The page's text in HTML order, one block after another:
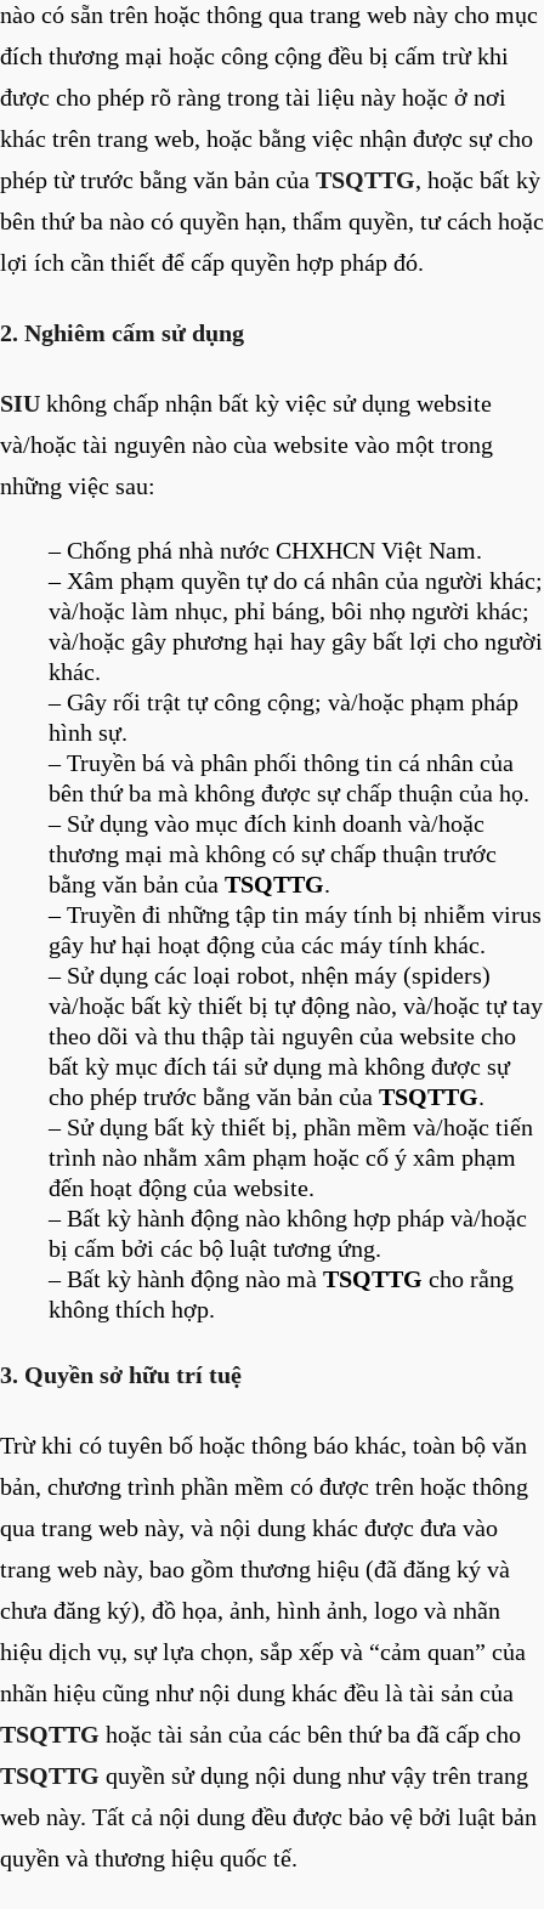
nào có sẵn trên hoặc thông qua trang web này cho mục
đích thương mại hoặc công cộng đều bị cấm trừ khi
được cho phép rõ ràng trong tài liệu này hoặc ở nơi
khác trên trang web, hoặc bằng việc nhận được sự cho
phép từ trước bằng văn bản của TSQTTG, hoặc bất kỳ
bên thứ ba nào có quyền hạn, thẩm quyền, tư cách hoặc
lợi ích cần thiết để cấp quyền hợp pháp đó.
2. Nghiêm cấm sử dụng
SIU không chấp nhận bất kỳ việc sử dụng website
và/hoặc tài nguyên nào cùa website vào một trong
những việc sau:
– Chống phá nhà nước CHXHCN Việt Nam.
– Xâm phạm quyền tự do cá nhân của người khác;
và/hoặc làm nhục, phỉ báng, bôi nhọ người khác;
và/hoặc gây phương hại hay gây bất lợi cho người
khác.
– Gây rối trật tự công cộng; và/hoặc phạm pháp
hình sự.
– Truyền bá và phân phối thông tin cá nhân của
bên thứ ba mà không được sự chấp thuận của họ.
– Sử dụng vào mục đích kinh doanh và/hoặc
thương mại mà không có sự chấp thuận trước
bằng văn bản của TSQTTG.
– Truyền đi những tập tin máy tính bị nhiễm virus
gây hư hại hoạt động của các máy tính khác.
– Sử dụng các loại robot, nhện máy (spiders)
và/hoặc bất kỳ thiết bị tự động nào, và/hoặc tự tay
theo dõi và thu thập tài nguyên của website cho
bất kỳ mục đích tái sử dụng mà không được sự
cho phép trước bằng văn bản của TSQTTG.
– Sử dụng bất kỳ thiết bị, phần mềm và/hoặc tiến
trình nào nhằm xâm phạm hoặc cố ý xâm phạm
đến hoạt động của website.
– Bất kỳ hành động nào không hợp pháp và/hoặc
bị cấm bởi các bộ luật tương ứng.
– Bất kỳ hành động nào mà TSQTTG cho rằng
không thích hợp.
3. Quyền sở hữu trí tuệ
Trừ khi có tuyên bố hoặc thông báo khác, toàn bộ văn
bản, chương trình phần mềm có được trên hoặc thông
qua trang web này, và nội dung khác được đưa vào
trang web này, bao gồm thương hiệu (đã đăng ký và
chưa đăng ký), đồ họa, ảnh, hình ảnh, logo và nhãn
hiệu dịch vụ, sự lựa chọn, sắp xếp và “cảm quan” của
nhãn hiệu cũng như nội dung khác đều là tài sản của
TSQTTG hoặc tài sản của các bên thứ ba đã cấp cho
TSQTTG quyền sử dụng nội dung như vậy trên trang
web này. Tất cả nội dung đều được bảo vệ bởi luật bản
quyền và thương hiệu quốc tế.